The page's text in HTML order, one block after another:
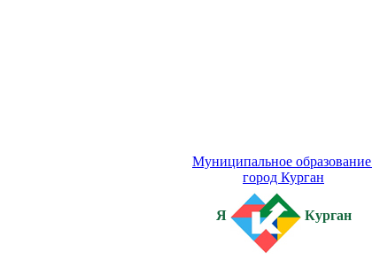
Муниципальное образование
город Курган
Я Курган